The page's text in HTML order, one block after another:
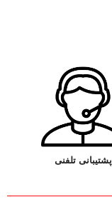
پشتیبانی تلفنی